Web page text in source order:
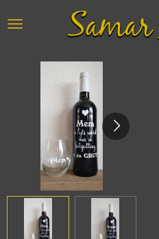
direct
hoofdinhoud